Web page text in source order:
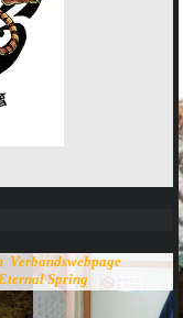
Verbandswebpage
Spring